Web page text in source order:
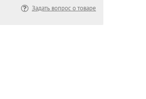
Задать вопрос о товаре